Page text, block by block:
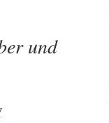
und